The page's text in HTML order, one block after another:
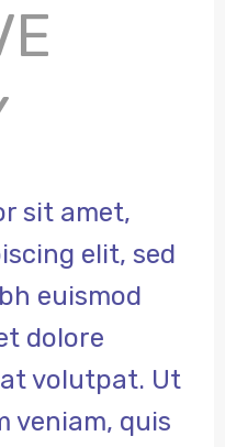
sit amet,
elit, sed
euismod
dolore
volutpat. Ut
veniam, quis